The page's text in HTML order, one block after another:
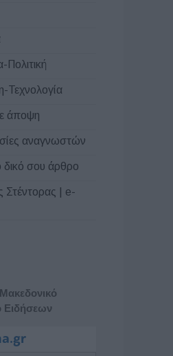
Πολιτική
Τεχνολογία
άποψη
αναγνωστών
δικό σου άρθρο
Στέντορας | e-
Ειδήσεων